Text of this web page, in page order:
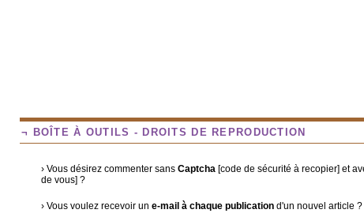
¬ BOÎTE À OUTILS - DROITS DE REPRODUCTION
› Vous désirez commenter sans Captcha [code de sécurité à recopier] et
de vous] ?
› Vous voulez recevoir un e-mail à chaque publication d'un nouvel article ?